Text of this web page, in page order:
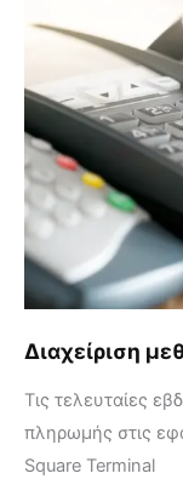
Διαχείριση
Τις τελευταίες
πληρωμής στις
Square Terminal
μεθόδων
πληρωμής
FooSales